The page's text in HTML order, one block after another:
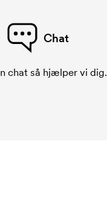
Chat
chat så hjælper vi dig.